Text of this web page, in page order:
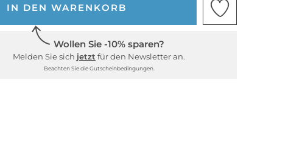
IN DEN WARENKORB
Wollen Sie -10% sparen?
Melden Sie sich jetzt für den Newsletter an.
Beachten Sie die Gutscheinbedingungen.